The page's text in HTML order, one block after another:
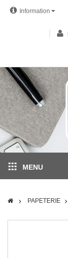
Information
MENU
PAPETERIE